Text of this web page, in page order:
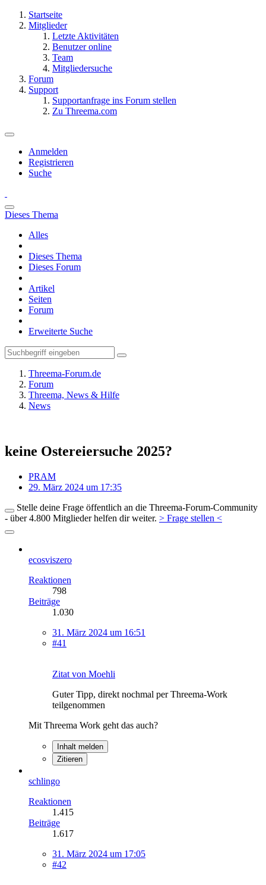
Startseite
Mitglieder
Letzte Aktivitäten
Benutzer online
Team
Mitgliedersuche
Forum
Support
Supportanfrage ins Forum stellen
Zu Threema.com
Anmelden
Registrieren
Suche
Dieses Thema
Alles
Dieses Thema
Dieses Forum
Artikel
Seiten
Forum
Erweiterte Suche
Threema-Forum.de
Forum
Threema, News & Hilfe
News
keine Ostereiersuche 2025?
PRAM
29. März 2024 um 17:35
Stelle deine Frage öffentlich an die Threema-Forum-Community
- über 4.800 Mitglieder helfen dir weiter. > Frage stellen <
ecosviszero
Reaktionen
798
Beiträge
1.030
31. März 2024 um 16:51
#41
Zitat von Moehli
Guter Tipp, direkt nochmal per Threema-Work
teilgenommen
Mit Threema Work geht das auch?
Inhalt melden
Zitieren
schlingo
Reaktionen
1.415
Beiträge
1.617
31. März 2024 um 17:05
#42